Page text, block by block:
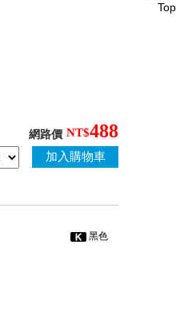
Top
網路價 NT$488
加入購物車
黑色